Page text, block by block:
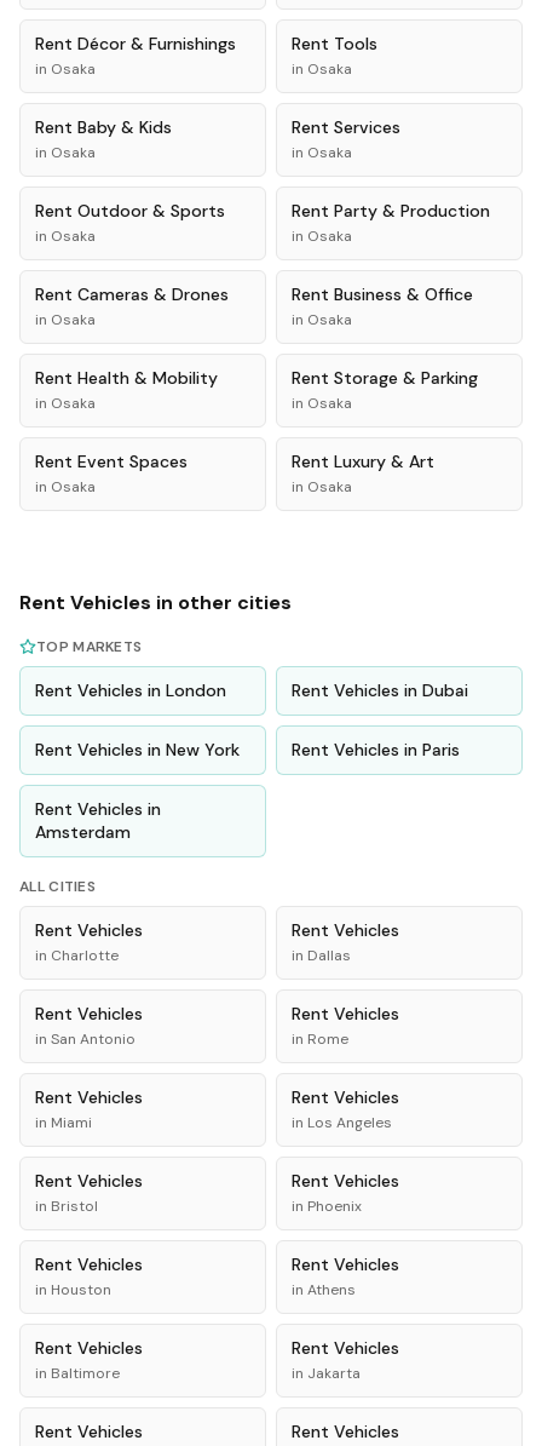
Rent Décor & Furnishings
in Osaka
Rent Tools
in Osaka
Rent Baby & Kids
in Osaka
Rent Services
in Osaka
Rent Outdoor & Sports
in Osaka
Rent Party & Production
in Osaka
Rent Cameras & Drones
in Osaka
Rent Business & Office
in Osaka
Rent Health & Mobility
in Osaka
Rent Storage & Parking
in Osaka
Rent Event Spaces
in Osaka
Rent Luxury & Art
in Osaka
Rent Vehicles in other cities
TOP MARKETS
Rent Vehicles in London Rent Vehicles in Dubai
Rent Vehicles in New York Rent Vehicles in Paris
Rent Vehicles in
Amsterdam
ALL CITIES
Rent Vehicles
in Charlotte
Rent Vehicles
in Dallas
Rent Vehicles
in San Antonio
Rent Vehicles
in Rome
Rent Vehicles
in Miami
Rent Vehicles
in Los Angeles
Rent Vehicles
in Bristol
Rent Vehicles
in Phoenix
Rent Vehicles
in Houston
Rent Vehicles
in Athens
Rent Vehicles
in Baltimore
Rent Vehicles
in Jakarta
Rent Vehicles Rent Vehicles